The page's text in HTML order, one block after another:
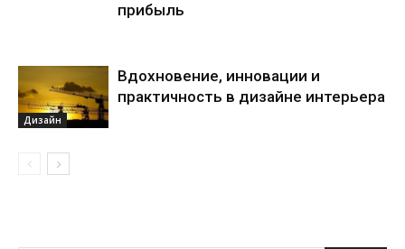
прибыль
Дизайн
Вдохновение, инновации и
практичность в дизайне интерьера